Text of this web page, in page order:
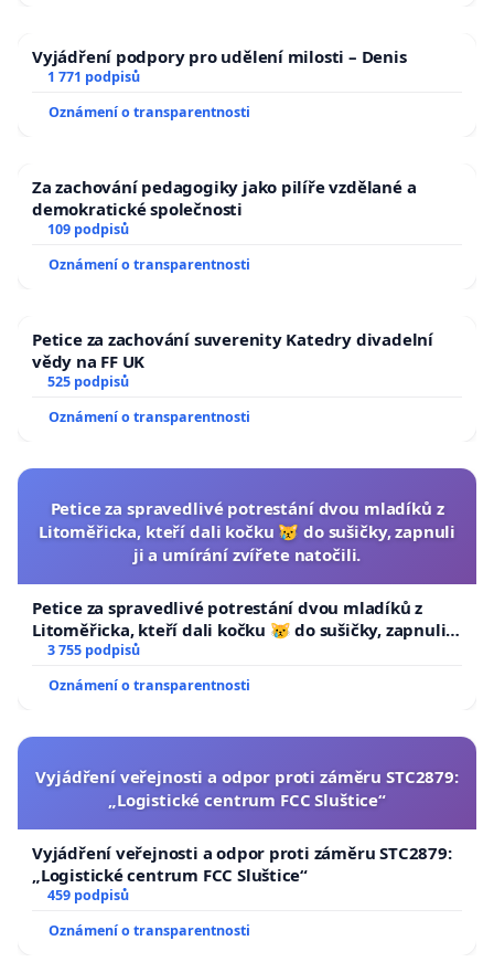
Vyjádření podpory pro udělení milosti – Denis
1 771 podpisů
Oznámení o transparentnosti
Za zachování pedagogiky jako pilíře vzdělané a
demokratické společnosti
109 podpisů
Oznámení o transparentnosti
Petice za zachování suverenity Katedry divadelní
vědy na FF UK
525 podpisů
Oznámení o transparentnosti
Petice za spravedlivé potrestání dvou mladíků z
Litoměřicka, kteří dali kočku 😿 do sušičky, zapnuli
ji a umírání zvířete natočili.
Petice za spravedlivé potrestání dvou mladíků z
Litoměřicka, kteří dali kočku 😿 do sušičky, zapnuli ji
a umírání zvířete natočili.
3 755 podpisů
Oznámení o transparentnosti
Vyjádření veřejnosti a odpor proti záměru STC2879:
„Logistické centrum FCC Sluštice“
Vyjádření veřejnosti a odpor proti záměru STC2879:
„Logistické centrum FCC Sluštice“
459 podpisů
Oznámení o transparentnosti